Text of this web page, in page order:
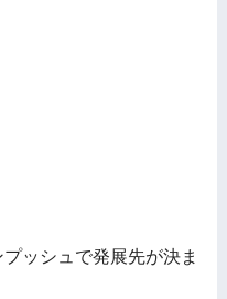
ッシュで発展先が決ま